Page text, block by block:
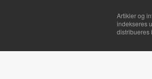
Artikler og
indekseres
distribueres